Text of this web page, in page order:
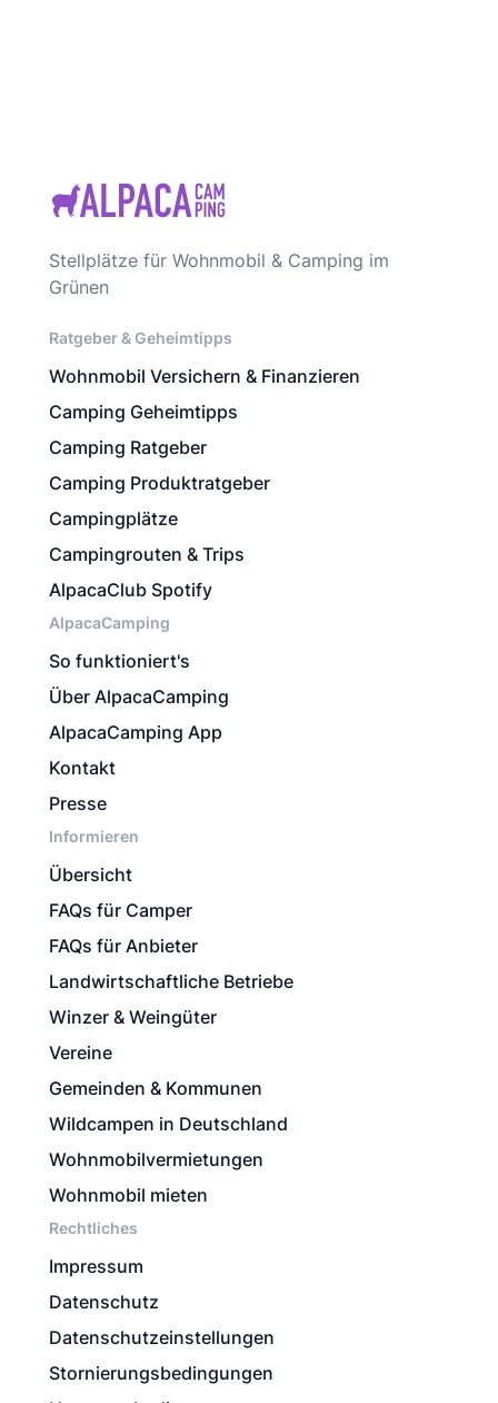
Stellplätze für Wohnmobil & Camping im
Grünen
Ratgeber & Geheimtipps
Wohnmobil Versichern & Finanzieren
Camping Geheimtipps
Camping Ratgeber
Camping Produktratgeber
Campingplätze
Campingrouten & Trips
AlpacaClub Spotify
AlpacaCamping
So funktioniert's
Über AlpacaCamping
AlpacaCamping App
Kontakt
Presse
Informieren
Übersicht
FAQs für Camper
FAQs für Anbieter
Landwirtschaftliche Betriebe
Winzer & Weingüter
Vereine
Gemeinden & Kommunen
Wildcampen in Deutschland
Wohnmobilvermietungen
Wohnmobil mieten
Rechtliches
Impressum
Datenschutz
Datenschutzeinstellungen
Stornierungsbedingungen